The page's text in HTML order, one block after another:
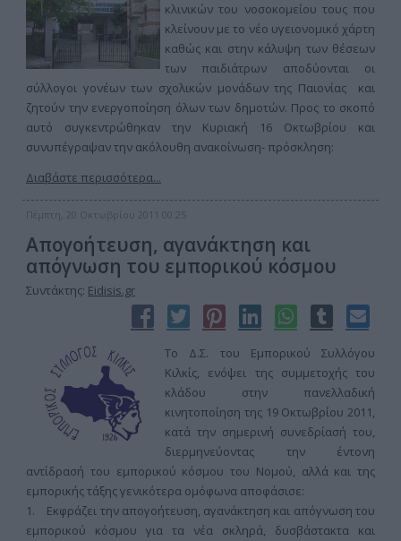
κλινικών του νοσοκομείου τους που
κλείνουν με το νέο υγειονομικό χάρτη
καθώς και στην κάλυψη των θέσεων
των παιδιάτρων αποδύονται οι
σύλλογοι γονέων των σχολικών μονάδων της Παιονίας και
ζητούν την ενεργοποίηση όλων των δημοτών. Προς το σκοπό
αυτό συγκεντρώθηκαν την Κυριακή 16 Οκτωβρίου και
συνυπέγραψαν την ακόλουθη ανακοίνωση- πρόσκληση:
Διαβάστε περισσότερα...
Πέμπτη, 20 Οκτωβρίου 2011 00:25
Απογοήτευση, αγανάκτηση και
απόγνωση του εμπορικού κόσμου
Συντάκτης: Eidisis.gr
Το Δ.Σ. του Εμπορικού Συλλόγου
Κιλκίς, ενόψει της συμμετοχής του
κλάδου στην πανελλαδική
κινητοποίηση της 19 Οκτωβρίου 2011,
κατά την σημερινή συνεδρίασή του,
διερμηνεύοντας την έντονη
αντίδρασή του εμπορικού κόσμου του Νομού, αλλά και της
εμπορικής τάξης γενικότερα ομόφωνα αποφάσισε:
1. Εκφράζει την απογοήτευση, αγανάκτηση και απόγνωση του
εμπορικού κόσμου για τα νέα σκληρά, δυσβάστακτα και